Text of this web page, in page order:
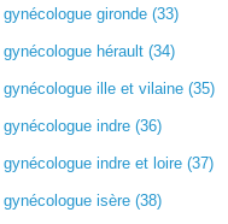
gynécologue gironde (33)
gynécologue hérault (34)
gynécologue ille et vilaine (35)
gynécologue indre (36)
gynécologue indre et loire (37)
gynécologue isère (38)